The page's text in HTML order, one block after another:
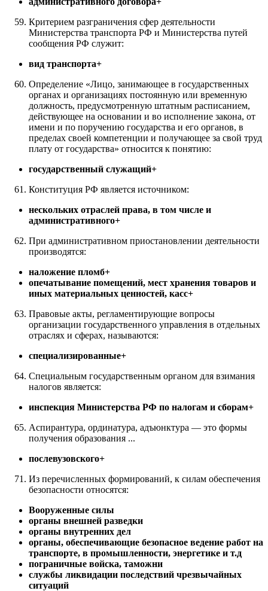
Критерием разграничения сфер деятельности
Министерства транспорта РФ и Министерства путей
сообщения РФ служит:
вид транспорта+
Определение «Лицо, занимающее в государственных
органах и организациях постоянную или временную
должность, предусмотренную штатным расписанием,
действующее на основании и во исполнение закона, от
имени и по поручению государства и его органов, в
пределах своей компетенции и получающее за свой труд
плату от государства» относится к понятию:
государственный служащий+
Конституция РФ является источником:
нескольких отраслей права, в том числе и
административного+
При административном приостановлении деятельности
производятся:
наложение пломб+
опечатывание помещений, мест хранения товаров и
иных материальных ценностей, касс+
Правовые акты, регламентирующие вопросы
организации государственного управления в отдельных
отраслях и сферах, называются:
специализированные+
Специальным государственным органом для взимания
налогов является:
инспекция Министерства РФ по налогам и сборам+
Аспирантура, ординатура, адъюнктура — это формы
получения образования ...
послевузовского+
Из перечисленных формирований, к силам обеспечения
безопасности относятся:
Вооруженные силы
органы внешней разведки
органы внутренних дел
органы, обеспечивающие безопасное ведение работ на
транспорте, в промышленности, энергетике и т.д
пограничные войска, таможни
службы ликвидации последствий чрезвычайных
ситуаций